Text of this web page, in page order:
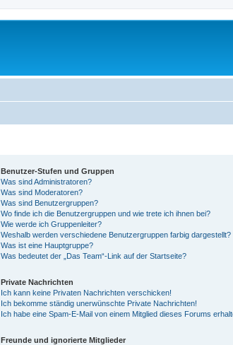
Benutzer-Stufen und Gruppen
Was sind Administratoren?
Was sind Moderatoren?
Was sind Benutzergruppen?
Wo finde ich die Benutzergruppen und wie trete ich ihnen bei?
Wie werde ich Gruppenleiter?
Weshalb werden verschiedene Benutzergruppen farbig dargestellt?
Was ist eine Hauptgruppe?
Was bedeutet der „Das Team“-Link auf der Startseite?
Private Nachrichten
Ich kann keine Privaten Nachrichten verschicken!
Ich bekomme ständig unerwünschte Private Nachrichten!
Ich habe eine Spam-E-Mail von einem Mitglied dieses Forums
Freunde und ignorierte Mitglieder